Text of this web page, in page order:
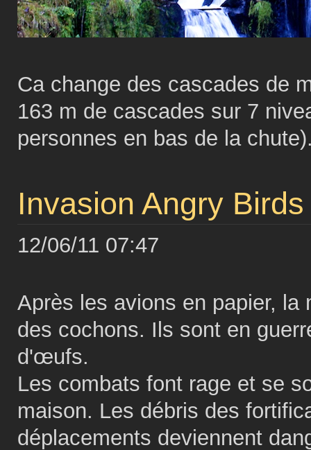
Ca change des cascades de
163 m de cascades sur 7
personnes en bas de la
Invasion Angry Birds
12/06/11 07:47
Après les avions en papier,
des cochons. Ils sont en
d'œufs.
Les combats font rage et se
maison. Les débris des
déplacements deviennent